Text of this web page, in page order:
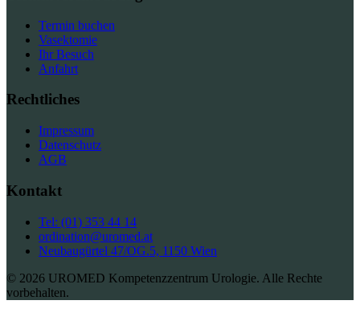
Termin buchen
Vasektomie
Ihr Besuch
Anfahrt
Rechtliches
Impressum
Datenschutz
AGB
Kontakt
Tel: (01) 353 44 14
ordination@uromed.at
Neubaugürtel 47/OG.5, 1150 Wien
© 2026 UROMED Kompetenzzentrum Urologie. Alle Rechte
vorbehalten.